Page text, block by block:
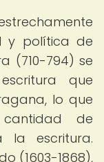
y política de
(710-794) se
que
lo que
de
la escritura.
(1603-1868),